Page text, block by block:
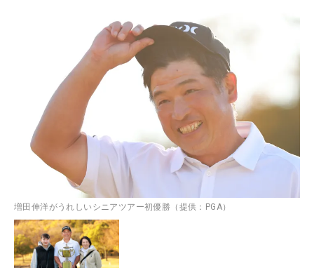
増田伸洋がうれしいシニアツアー初優勝（提供：PGA）